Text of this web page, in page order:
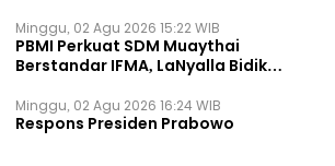
Permanen
Minggu, 02 Agu 2026 15:22 WIB
PBMI Perkuat SDM Muaythai
Berstandar IFMA, LaNyalla Bidik
Minggu, 02 Agu 2026 16:24 WIB
Respons Presiden Prabowo